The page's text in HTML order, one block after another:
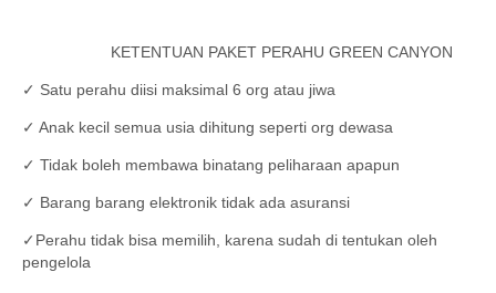
KETENTUAN PAKET PERAHU GREEN CANYON
✓ Satu perahu diisi maksimal 6 org atau jiwa
✓ Anak kecil semua usia dihitung seperti org dewasa
✓ Tidak boleh membawa binatang peliharaan apapun
✓ Barang barang elektronik tidak ada asuransi
✓Perahu tidak bisa memilih, karena sudah di tentukan oleh
pengelola